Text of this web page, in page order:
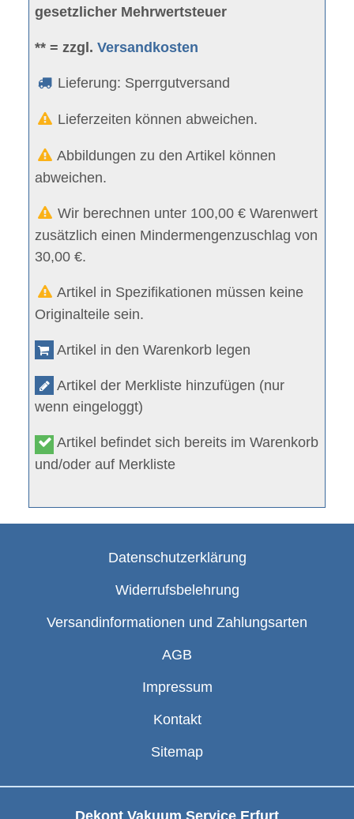
gesetzlicher Mehrwertsteuer
** = zzgl.Versandkosten
Lieferung: Sperrgutversand
Lieferzeiten können abweichen.
Abbildungen zu den Artikel können
abweichen.
Wir berechnen unter 100,00 € Warenwert
zusätzlich einen Mindermengenzuschlag von
30,00 €.
Artikel in Spezifikationen müssen keine
Originalteile sein.
Artikel in den Warenkorb legen
Artikel der Merkliste hinzufügen (nur
wenn eingeloggt)
Artikel befindet sich bereits im Warenkorb
und/oder auf Merkliste
Datenschutzerklärung
Widerrufsbelehrung
Versandinformationen und Zahlungsarten
AGB
Impressum
Kontakt
Sitemap
Dekont Vakuum Service Erfurt